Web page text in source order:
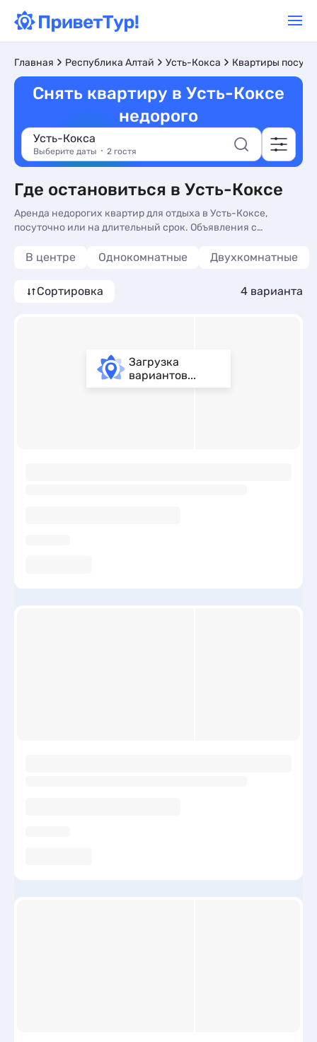
Главная Республика Алтай Усть-Кокса Квартиры
Снять квартиру в Усть-Коксе
недорого
Усть-Кокса
Выберите даты 2 гостя
Где остановиться в Усть-Коксе
Аренда недорогих квартир для отдыха в Усть-Коксе,
посуточно или на длительный срок. Объявления с
отдыха у моря без посредников. Квартиры в Усть-Коксе,
трансфером (платно), видом на горы и стиральной
машиной.
В центре Однокомнатные Двухкомнатные
Сортировка 4 варианта
Загрузка
вариантов...